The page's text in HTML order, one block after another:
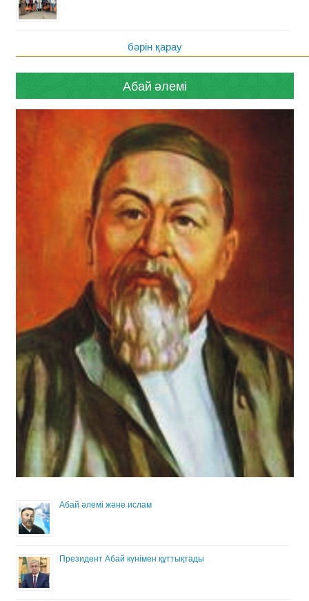
бәрін қарау
Абай әлемі
Абай әлемі және ислам
Президент Абай күнімен құттықтады